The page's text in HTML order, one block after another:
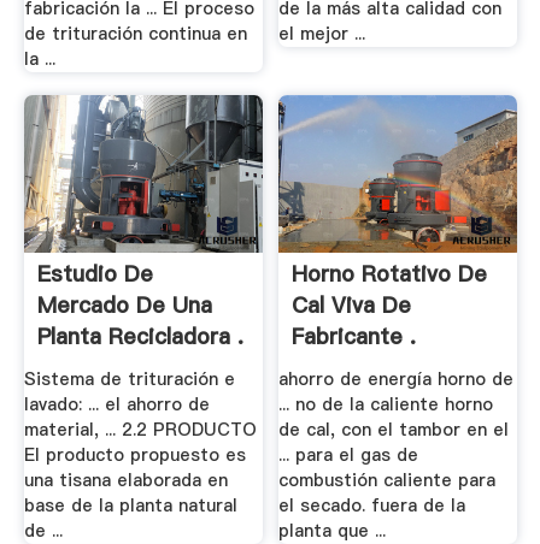
fabricación la ... El proceso
de trituración continua en
la ...
de la más alta calidad con
el mejor ...
Estudio De
Mercado De Una
Planta Recicladora .
Sistema de trituración e
lavado: ... el ahorro de
material, ... 2.2 PRODUCTO
El producto propuesto es
una tisana elaborada en
base de la planta natural
de ...
Horno Rotativo De
Cal Viva De
Fabricante .
ahorro de energía horno de
... no de la caliente horno
de cal, con el tambor en el
... para el gas de
combustión caliente para
el secado. fuera de la
planta que ...